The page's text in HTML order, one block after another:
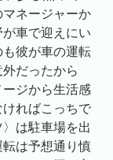
ネージャーか
車で迎えにい
彼が車の運転
だったから
ジから生活感
ればこっちで
は駐車場を出
は予想通り慎